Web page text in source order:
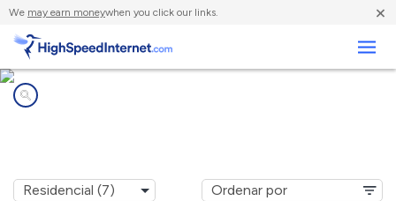
We may earn moneywhen you click our links. ×